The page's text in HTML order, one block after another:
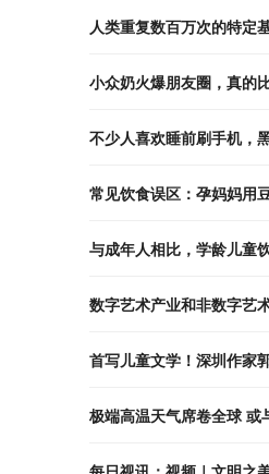
人类重复数百万次的特定
小众奶火爆朋友圈，真的
不少人喜欢睡前刷手机，
常见饮食误区：孕妈妈用
与成年人相比，学龄儿童
数字艺术产业和非数字艺
首写儿童文学！深圳作家
极端高温天气席卷全球 或